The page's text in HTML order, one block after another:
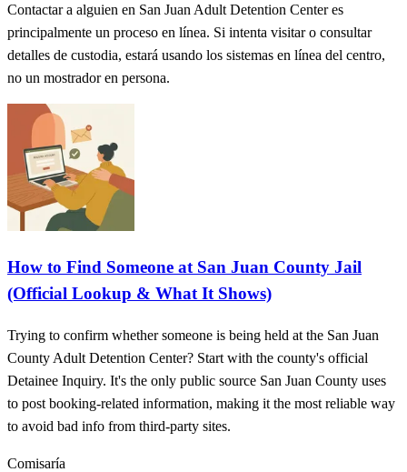
Contactar a alguien en San Juan Adult Detention Center es
principalmente un proceso en línea. Si intenta visitar o consultar
detalles de custodia, estará usando los sistemas en línea del centro,
no un mostrador en persona.
How to Find Someone at San Juan County Jail
(Official Lookup & What It Shows)
Trying to confirm whether someone is being held at the San Juan
County Adult Detention Center? Start with the county's official
Detainee Inquiry. It's the only public source San Juan County uses
to post booking-related information, making it the most reliable way
to avoid bad info from third-party sites.
Comisaría